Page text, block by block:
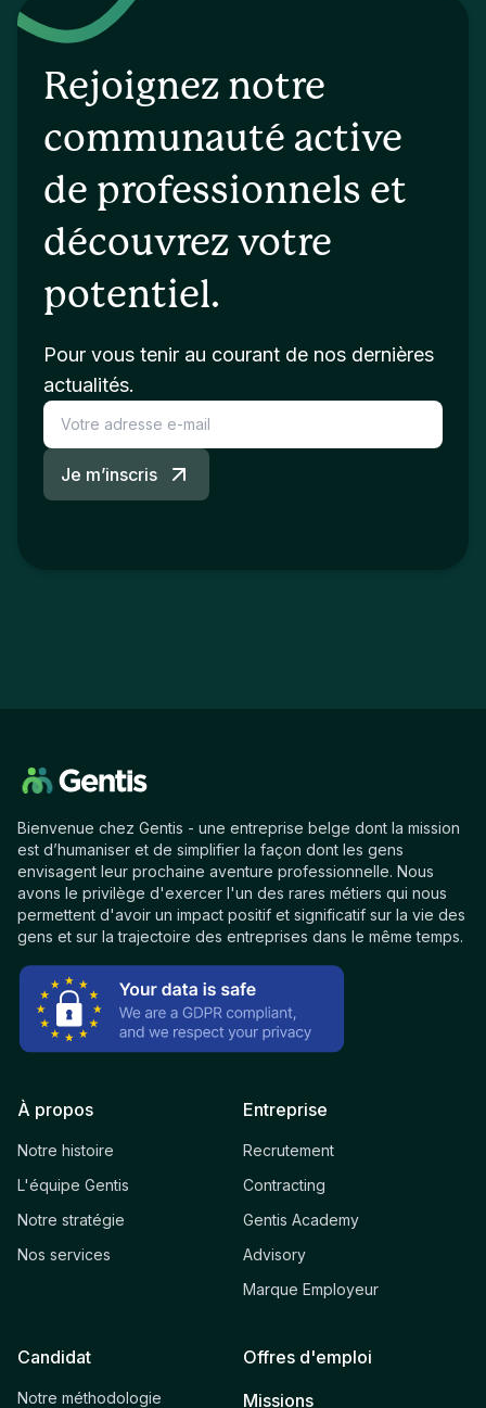
Rejoignez notre
communauté active
de professionnels et
découvrez votre
potentiel.
Pour vous tenir au courant de nos dernières
actualités.
Je m’inscris
Bienvenue chez Gentis - une entreprise belge dont la mission
est d’humaniser et de simplifier la façon dont les gens
envisagent leur prochaine aventure professionnelle. Nous
avons le privilège d'exercer l'un des rares métiers qui nous
permettent d'avoir un impact positif et significatif sur la vie des
gens et sur la trajectoire des entreprises dans le même temps.
À propos
Notre histoire
L'équipe Gentis
Notre stratégie
Nos services
Entreprise
Recrutement
Contracting
Gentis Academy
Advisory
Marque Employeur
Candidat
Notre méthodologie
Offres d'emploi
Missions